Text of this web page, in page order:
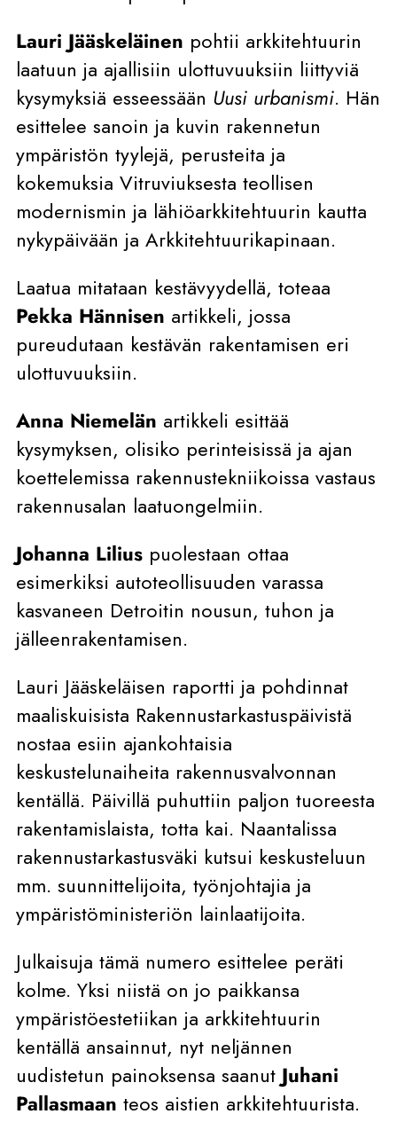
Lauri Jääskeläinen pohtii arkkitehtuurin
laatuun ja ajallisiin ulottuvuuksiin liittyviä
kysymyksiä esseessään Uusi urbanismi. Hän
esittelee sanoin ja kuvin rakennetun
ympäristön tyylejä, perusteita ja
kokemuksia Vitruviuksesta teollisen
modernismin ja lähiöarkkitehtuurin kautta
nykypäivään ja Arkkitehtuurikapinaan.
Laatua mitataan kestävyydellä, toteaa
Pekka Hännisen artikkeli, jossa
pureudutaan kestävän rakentamisen eri
ulottuvuuksiin.
Anna Niemelän artikkeli esittää
kysymyksen, olisiko perinteisissä ja ajan
koettelemissa rakennustekniikoissa vastaus
rakennusalan laatuongelmiin.
Johanna Lilius puolestaan ottaa
esimerkiksi autoteollisuuden varassa
kasvaneen Detroitin nousun, tuhon ja
jälleenrakentamisen.
Lauri Jääskeläisen raportti ja pohdinnat
maaliskuisista Rakennustarkastuspäivistä
nostaa esiin ajankohtaisia
keskustelunaiheita rakennusvalvonnan
kentällä. Päivillä puhuttiin paljon tuoreesta
rakentamislaista, totta kai. Naantalissa
rakennustarkastusväki kutsui keskusteluun
mm. suunnittelijoita, työnjohtajia ja
ympäristöministeriön lainlaatijoita.
Julkaisuja tämä numero esittelee peräti
kolme. Yksi niistä on jo paikkansa
ympäristöestetiikan ja arkkitehtuurin
kentällä ansainnut, nyt neljännen
uudistetun painoksensa saanut Juhani
Pallasmaan teos aistien arkkitehtuurista.